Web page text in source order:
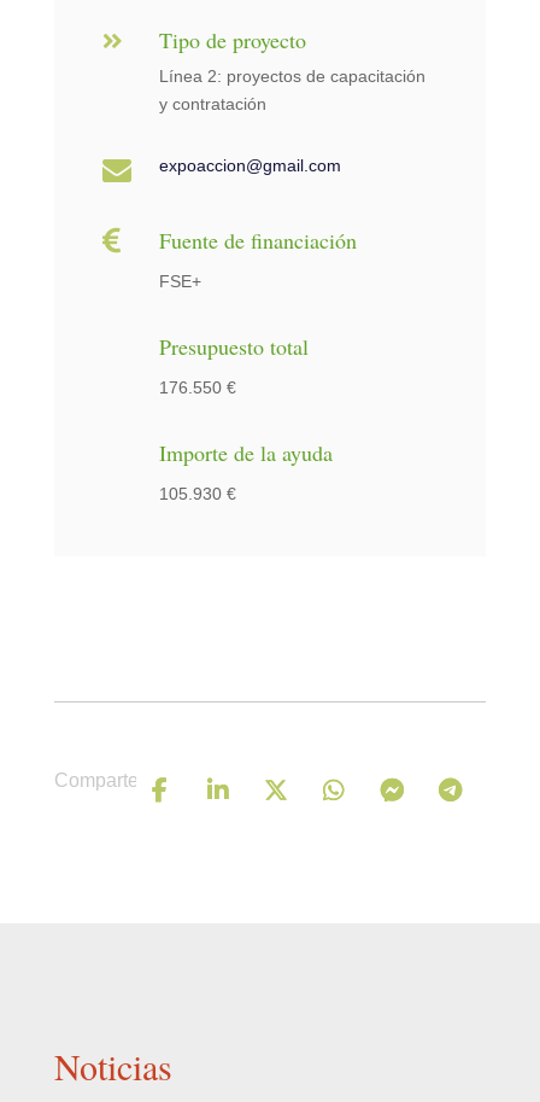
 Tipo de proyecto
Línea 2: proyectos de capacitación
y contratación
 expoaccion@gmail.com
 Fuente de financiación
FSE+
Presupuesto total
176.550 €
Importe de la ayuda
105.930 €
Comparte
Noticias